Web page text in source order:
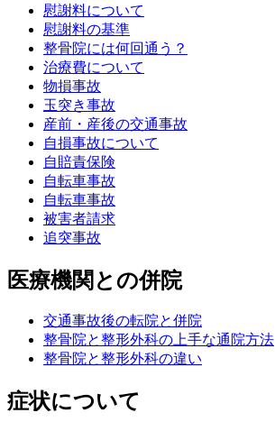
慰謝料について
慰謝料の基準
整骨院には何回通う？
治療費について
物損事故
玉突き事故
産前・産後の交通事故
自損事故について
自賠責保険
自転車事故
自転車事故
被害者請求
追突事故
医療機関との併院
交通事故後の転院と併院
整骨院と整形外科の上手な通院方法
整骨院と整形外科の違い
症状について